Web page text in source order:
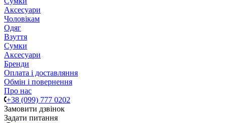
Аксесуари
Чоловікам
Одяг
Взуття
Сумки
Аксесуари
Бренди
Оплата і доставляння
Обмін і повернення
Про нас
+38 (099) 777 0202
Замовити дзвінок
Задати питання